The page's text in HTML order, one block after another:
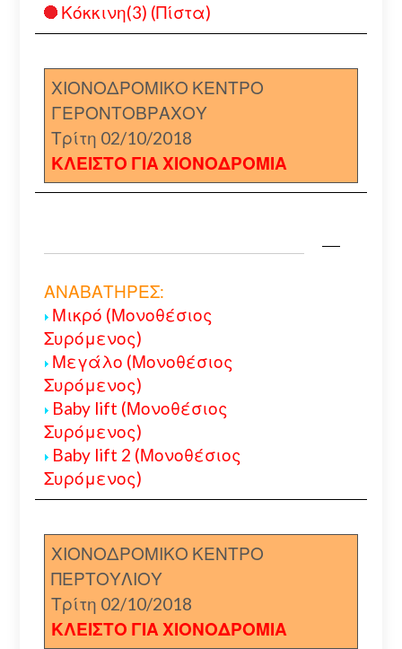
Κόκκινη(3) (Πίστα)
ΧΙΟΝΟΔΡΟΜΙΚΟ ΚΕΝΤΡΟ
ΓΕΡΟΝΤΟΒΡΑΧΟΥ
Τρίτη 02/10/2018
ΚΛΕΙΣΤΟ ΓΙΑ ΧΙΟΝΟΔΡΟΜΙΑ
ΑΝΑΒΑΤΗΡΕΣ:
Μικρό (Μονοθέσιος
Συρόμενος)
Μεγάλο (Μονοθέσιος
Συρόμενος)
Baby lift (Μονοθέσιος
Συρόμενος)
Baby lift 2 (Μονοθέσιος
Συρόμενος)
ΧΙΟΝΟΔΡΟΜΙΚΟ ΚΕΝΤΡΟ
ΠΕΡΤΟΥΛΙΟΥ
Τρίτη 02/10/2018
ΚΛΕΙΣΤΟ ΓΙΑ ΧΙΟΝΟΔΡΟΜΙΑ